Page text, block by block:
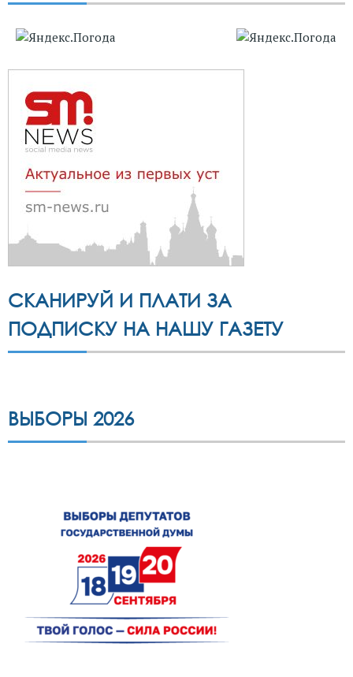
СКАНИРУЙ И ПЛАТИ ЗА
ПОДПИСКУ НА НАШУ ГАЗЕТУ
ВЫБОРЫ 2026